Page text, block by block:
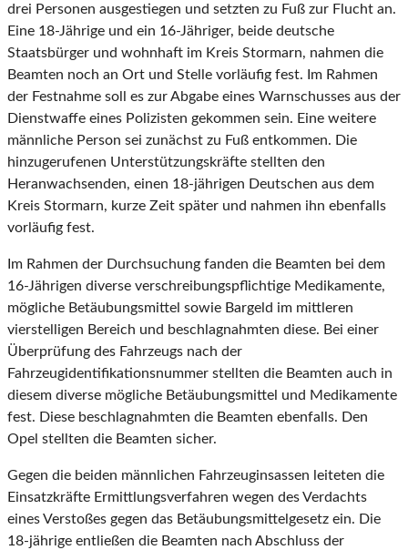
drei Personen ausgestiegen und setzten zu Fuß zur Flucht an.
Eine 18-Jährige und ein 16-Jähriger, beide deutsche
Staatsbürger und wohnhaft im Kreis Stormarn, nahmen die
Beamten noch an Ort und Stelle vorläufig fest. Im Rahmen
der Festnahme soll es zur Abgabe eines Warnschusses aus der
Dienstwaffe eines Polizisten gekommen sein. Eine weitere
männliche Person sei zunächst zu Fuß entkommen. Die
hinzugerufenen Unterstützungskräfte stellten den
Heranwachsenden, einen 18-jährigen Deutschen aus dem
Kreis Stormarn, kurze Zeit später und nahmen ihn ebenfalls
vorläufig fest.
Im Rahmen der Durchsuchung fanden die Beamten bei dem
16-Jährigen diverse verschreibungspflichtige Medikamente,
mögliche Betäubungsmittel sowie Bargeld im mittleren
vierstelligen Bereich und beschlagnahmten diese. Bei einer
Überprüfung des Fahrzeugs nach der
Fahrzeugidentifikationsnummer stellten die Beamten auch in
diesem diverse mögliche Betäubungsmittel und Medikamente
fest. Diese beschlagnahmten die Beamten ebenfalls. Den
Opel stellten die Beamten sicher.
Gegen die beiden männlichen Fahrzeuginsassen leiteten die
Einsatzkräfte Ermittlungsverfahren wegen des Verdachts
eines Verstoßes gegen das Betäubungsmittelgesetz ein. Die
18-jährige entließen die Beamten nach Abschluss der